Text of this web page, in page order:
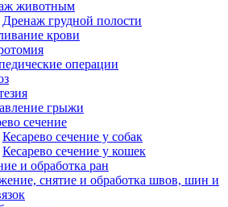
животным
Дренаж грудной полости
крови
операции
грыжи
сечение
Кесарево сечение у собак
Кесарево сечение у кошек
и обработка ран
снятие и обработка швов, шин и